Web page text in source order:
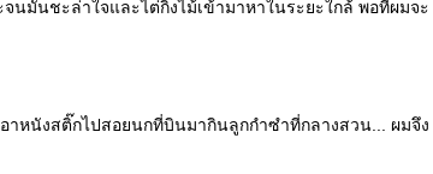
นมันชะล่าใจและไต่กิ่งไม้เข้ามาหาในระยะใกล้ พอที่ผมจะ
าหนังสติ๊กไปสอยนกที่บินมากินลูกกำซำที่กลางสวน... ผมจึง